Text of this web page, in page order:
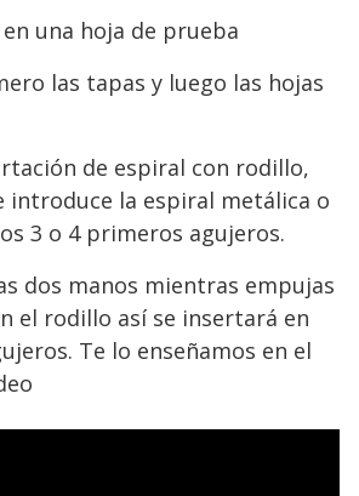
una hoja de prueba
las tapas y luego las hojas
de espiral con rodillo,
introduce la espiral metálica o
3 o 4 primeros agujeros.
dos manos mientras empujas
el rodillo así se insertará en
Te lo enseñamos en el